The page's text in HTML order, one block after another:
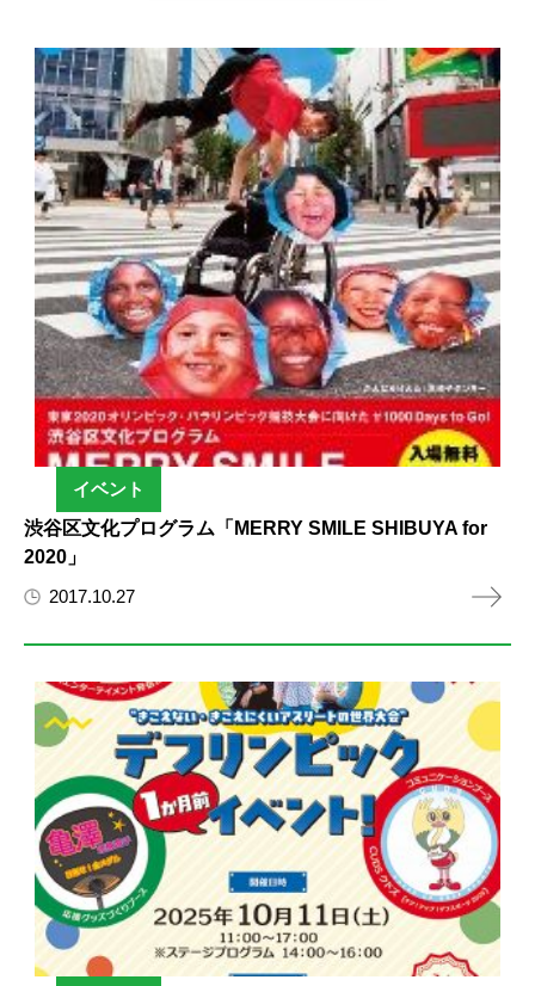
イベント
渋谷区文化プログラム「MERRY SMILE SHIBUYA for
2020」
2017.10.27